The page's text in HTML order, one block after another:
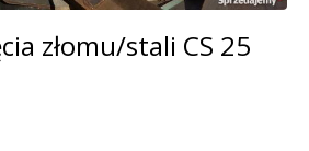
złomu/stali CS 25